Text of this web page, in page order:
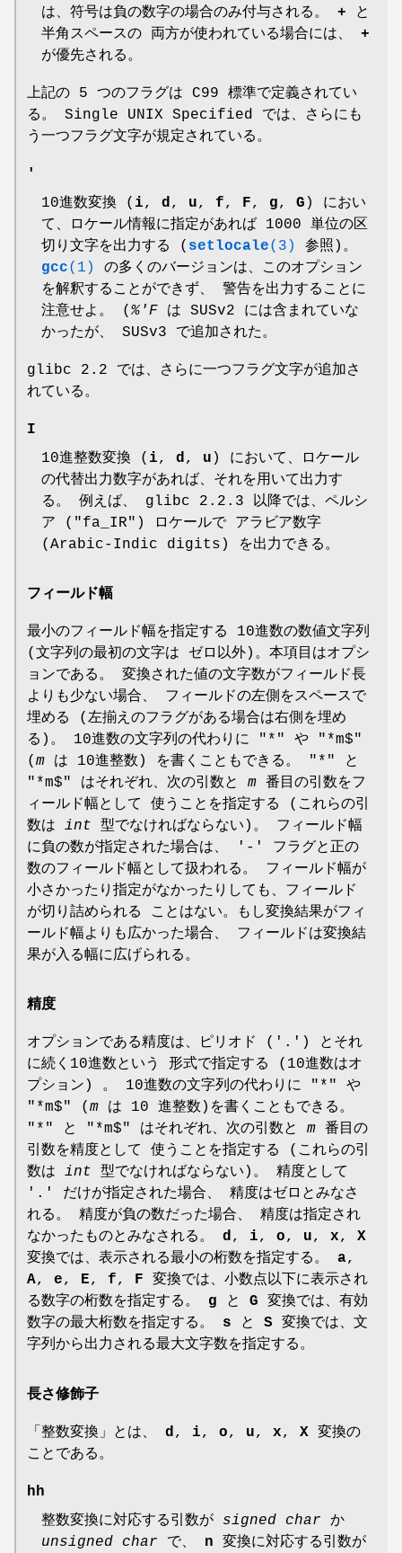
は、符号は負の数字の場合のみ付与される。 + と
半角スペースの 両方が使われている場合には、 +
が優先される。
上記の 5 つのフラグは C99 標準で定義されてい
る。 Single UNIX Specified では、さらにも
う一つフラグ文字が規定されている。
'
10進数変換 ( i, d, u, f, F, g, G ) におい
て、ロケール情報に指定があれば 1000 単位の区
切り文字を出力する ( setlocale(3)
参照)。
gcc(1)
の多くのバージョンは、このオプション
を解釈することができず、 警告を出力することに
注意せよ。 ( %'F は SUSv2 には含まれていな
かったが、 SUSv3 で追加された。
glibc 2.2 では、さらに一つフラグ文字が追加さ
れている。
I
10進整数変換 ( i, d, u ) において、ロケール
の代替出力数字があれば、それを用いて出力す
る。 例えば、 glibc 2.2.3 以降では、ペルシ
ア ("fa_IR") ロケールで アラビア数字
(Arabic-Indic digits) を出力できる。
フィールド幅
最小のフィールド幅を指定する 10進数の数値文字列
(文字列の最初の文字は ゼロ以外)。本項目はオプシ
ョンである。 変換された値の文字数がフィールド長
よりも少ない場合、 フィールドの左側をスペースで
埋める (左揃えのフラグがある場合は右側を埋め
る)。 10進数の文字列の代わりに "*" や "*m$"
( m は 10進整数) を書くこともできる。 "*" と
"*m$" はそれぞれ、次の引数と m 番目の引数をフ
ィールド幅として 使うことを指定する (これらの引
数は int 型でなければならない)。 フィールド幅
に負の数が指定された場合は、 '-' フラグと正の
数のフィールド幅として扱われる。 フィールド幅が
小さかったり指定がなかったりしても、フィールド
が切り詰められる ことはない。もし変換結果がフィ
ールド幅よりも広かった場合、 フィールドは変換結
果が入る幅に広げられる。
精度
オプションである精度は、ピリオド ('.') とそれ
に続く10進数という 形式で指定する (10進数はオ
プション) 。 10進数の文字列の代わりに "*" や
"*m$" ( m は 10 進整数)を書くこともできる。
"*" と "*m$" はそれぞれ、次の引数と m 番目の
引数を精度として 使うことを指定する (これらの引
数は int 型でなければならない)。 精度として
'.' だけが指定された場合、 精度はゼロとみなさ
れる。 精度が負の数だった場合、 精度は指定され
なかったものとみなされる。 d, i, o, u, x, X
変換では、表示される最小の桁数を指定する。 a,
A, e, E, f, F 変換では、小数点以下に表示され
る数字の桁数を指定する。 g と G 変換では、有効
数字の最大桁数を指定する。 s と S 変換では、文
字列から出力される最大文字数を指定する。
長さ修飾子
「整数変換」とは、 d , i, o, u, x, X 変換の
ことである。
hh
整数変換に対応する引数が signed char か
unsigned char で、 n 変換に対応する引数が